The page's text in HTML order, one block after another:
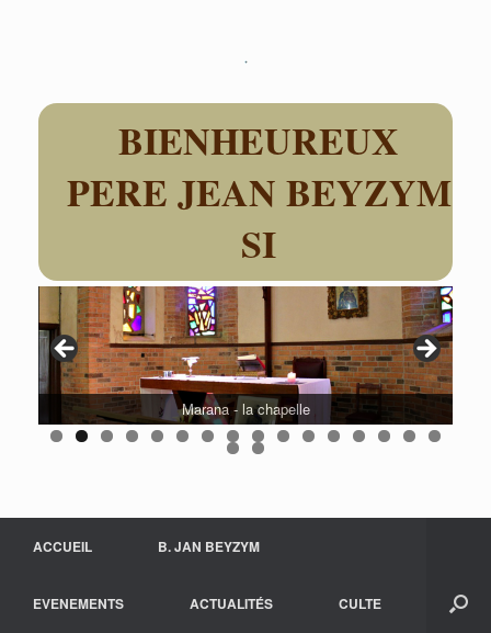
BIENHEUREUX
PERE JEAN BEYZYM
SI
Marana - la chapelle
ACCUEIL B. JAN BEYZYM
EVENEMENTS ACTUALITÉS CULTE